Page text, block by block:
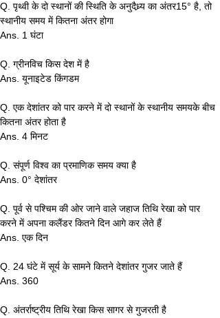
Q. पृथ्वी के दो स्थानों की स्थिति के अनुदैध्र्य का अंतर15° है, तो
स्थानीय समय में कितना अंतर होगा
Ans. 1 घंटा
Q. ग्रीनविच किस देश में है
Ans. यूनाइटेड किंगडम
Q. एक देशांतर को पार करने में दो स्थानों के स्थानीय समयके बीच
कितना अंतर होता है
Ans. 4 मिनट
Q. संपूर्ण विश्व का प्रमाणिक समय क्या है
Ans. 0° देशांतर
Q. पूर्व से पश्चिम की ओर जाने वाले जहाज तिथि रेखा को पार
करने में अपना कलैंडर कितने दिन आगे कर लेते हैं
Ans. एक दिन
Q. 24 घंटे में सूर्य के सामने कितने देशांतर गुजर जाते हैं
Ans. 360
Q. अंतर्राष्ट्रीय तिथि रेखा किस सागर से गुजरती है